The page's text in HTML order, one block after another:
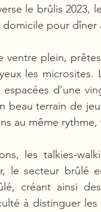
le brûlis 2023,
domicile pour dîner
ventre plein,
les microsites.
d’une
beau terrain de
au même
les talkies-
le secteur brûlé
créant ainsi
à distinguer